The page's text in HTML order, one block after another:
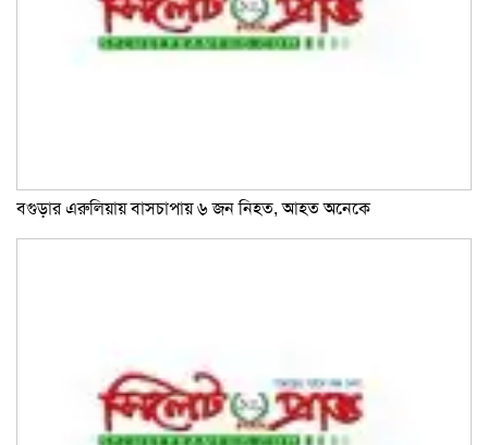
বগুড়ার এরুলিয়ায় বাসচাপায় ৬ জন নিহত, আহত অনেকে